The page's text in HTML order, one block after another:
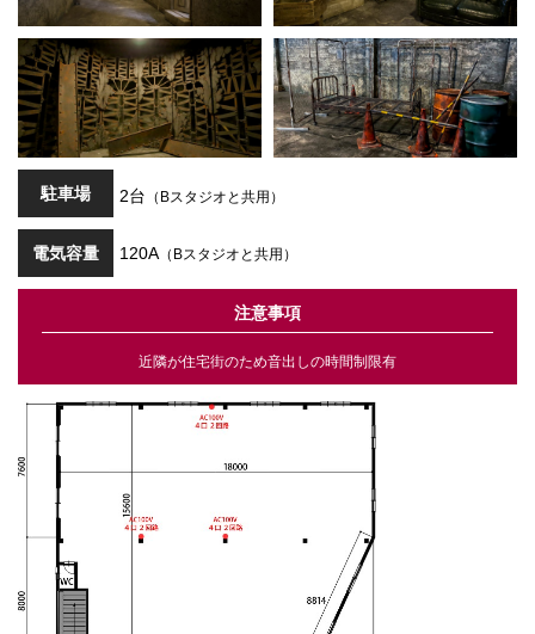
駐車場 2台 （Bスタジオと共用）
電気容量 120A （Bスタジオと共用）
注意事項
近隣が住宅街のため音出しの時間制限有